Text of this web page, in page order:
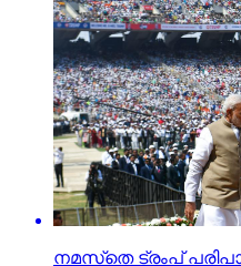
നമസ്‌തെ ട്രംപ്